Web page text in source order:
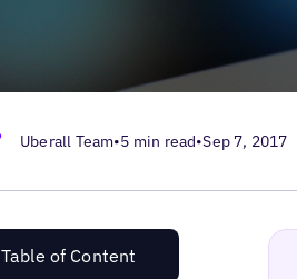
Uberall Team•5 min read•Sep 7, 2017
Table of Content